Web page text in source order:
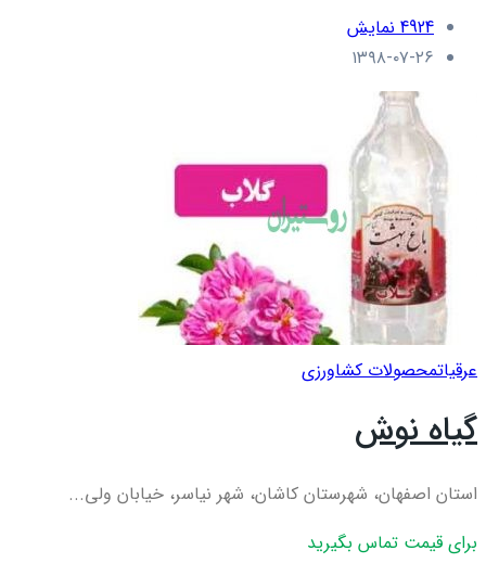
4924 نمایش
۱۳۹۸-۰۷-۲۶
عرقياتمحصولات کشاورزی
گیاه نوش
استان اصفهان، شهرستان کاشان، شهر نیاسر، خیابان ولی...
برای قیمت تماس بگیرید